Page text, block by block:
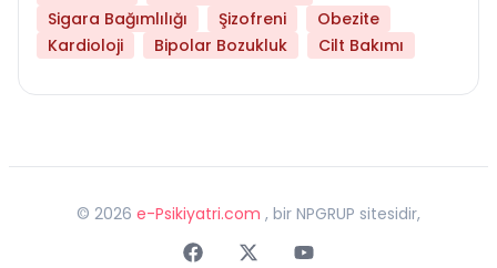
Sigara Bağımlılığı
Şizofreni
Obezite
Kardioloji
Bipolar Bozukluk Cilt Bakımı
© 2026 e-Psikiyatri.com , bir NPGRUP sitesidir,